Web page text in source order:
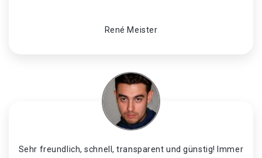
René Meister
Sehr freundlich, schnell, transparent und günstig! Immer